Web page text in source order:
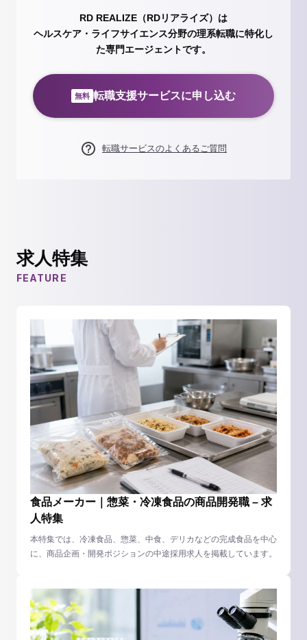
RD REALIZE（RDリアライズ）は
ヘルスケア・ライフサイエンス分野の理系転職に特化し
た専門エージェントです。
無料 転職支援サービスに申し込む
転職サービスのよくあるご質問
求人特集
FEATURE
食品メーカー｜惣菜・冷凍食品の商品開発職 – 求
人特集
本特集では、冷凍食品、惣菜、中食、デリカなどの完成食品を中心
に、商品企画・開発ポジションの中途採用求人を掲載しています。